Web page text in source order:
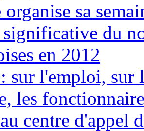
sa
significative du
en 2012
sur l'emploi, sur
les
centre d'appel